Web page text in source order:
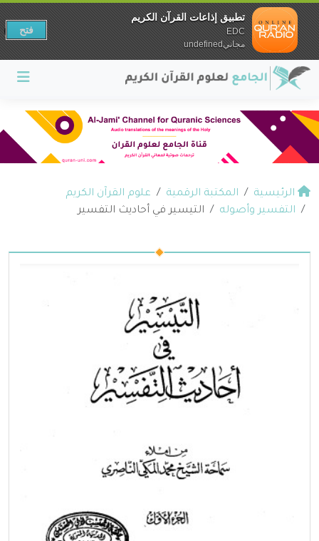
الرئيسية المكتبة الرقمية
علوم القرآن الكريم
التفسير وأصوله
التيسير في أحاديث التفسير
تطبيق إذاعات القرآن الكريم
EDC
مجانيundefined
فتح